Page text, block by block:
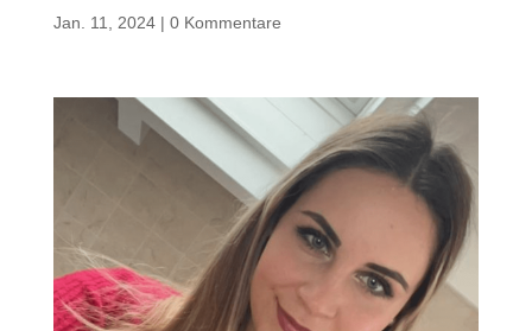
Jan. 11, 2024| 0 Kommentare